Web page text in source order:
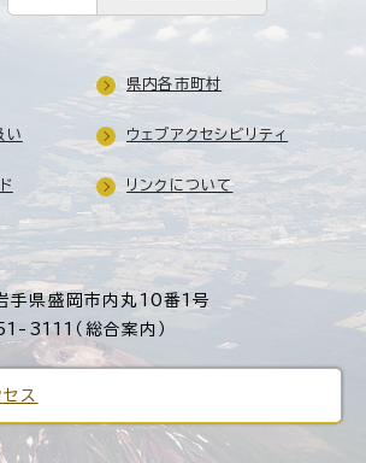
県盛岡市内丸10番1号
3111（総合案内）
ス
県内各市町村
い ウェブアクセシビリティ
リンクについて